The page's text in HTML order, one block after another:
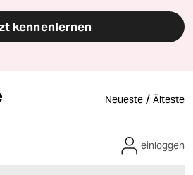
kennenlernen
Neueste / Älteste
einloggen